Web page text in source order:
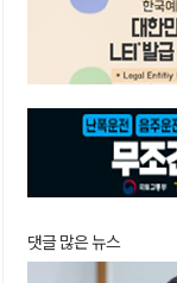
댓글 많은 뉴스